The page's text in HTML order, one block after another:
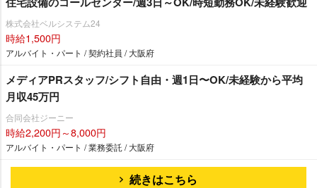
株式会社ベルシステム24
時給1,500円
アルバイト・パート / 契約社員 / 大阪府
メディアPRスタッフ/シフト自由・週1日〜OK/未経験から平均
月収45万円
合同会社ジーニー
時給2,200円～8,000円
アルバイト・パート / 業務委託 / 大阪府
続きはこちら